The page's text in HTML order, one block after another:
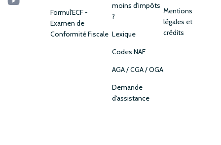
Formul'ECF -
Examen de
Conformité Fiscale
moins d'impôts
?
Lexique
Codes NAF
AGA / CGA / OGA
Demande
d'assistance
Mentions
légales et
crédits